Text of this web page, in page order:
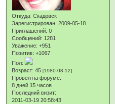
Откуда: Скадовск
Зарегистрирован: 2009-05-18
Приглашений: 0
Сообщений: 1281
Уважение: +951
Позитив: +1067
Пол:
Возраст: 45[1980-08-12]
Провел на форуме:
8 дней 15 часов
Последний визит:
2011-03-19 20:58:43